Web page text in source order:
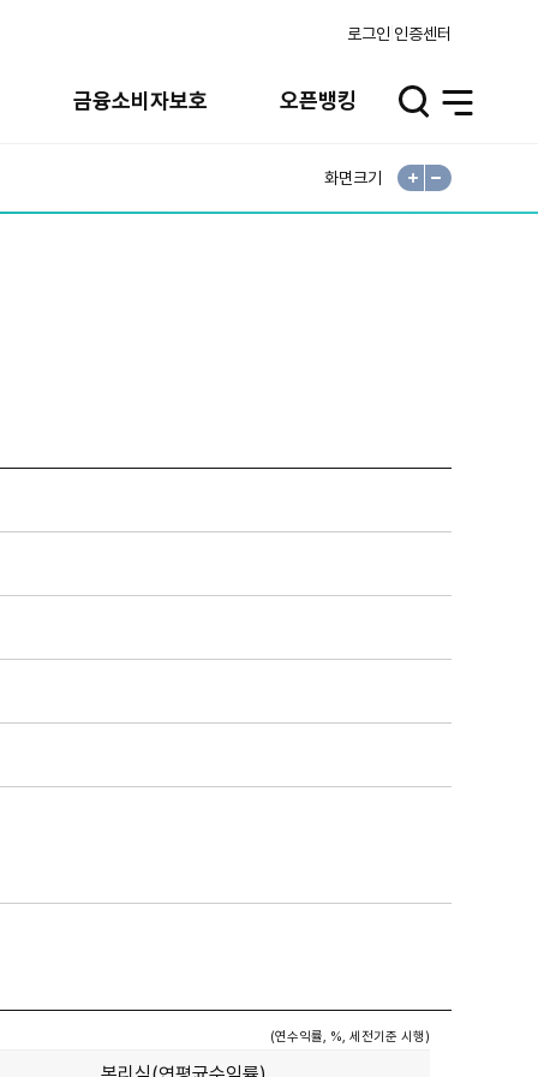
로그인 인증센터
금융소비자보호 오픈뱅킹
검
색
전
체
화면크기
확
대
축
소
(연수익률, %, 세전기준 시행)